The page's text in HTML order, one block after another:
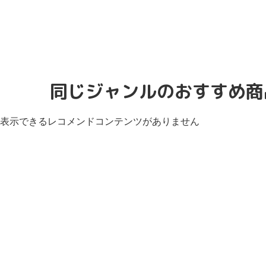
同じジャンルのおすすめ
表示できるレコメンドコンテンツがありません